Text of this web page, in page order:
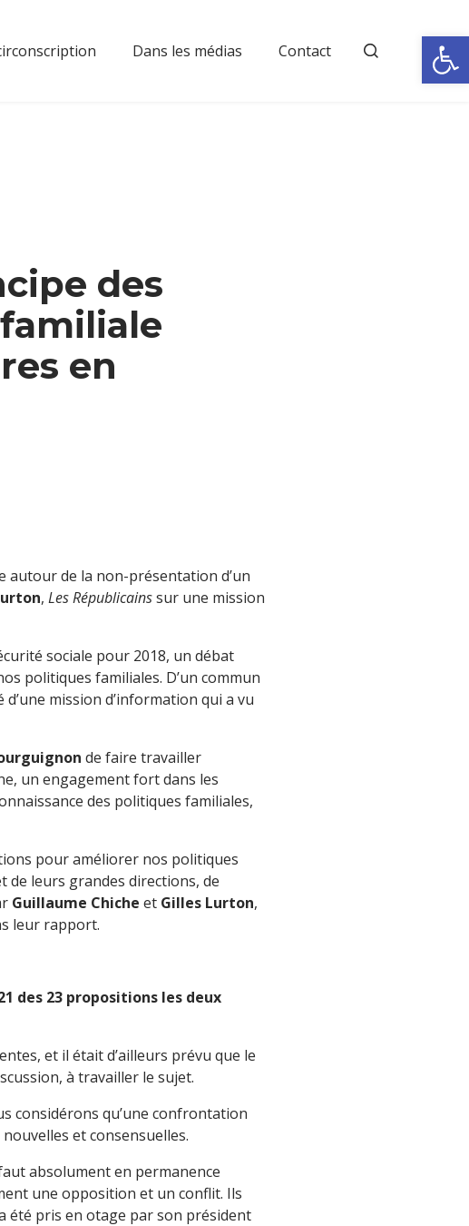
Ouvrir
Dans les médias Contact
des
en
autour de la non-présentation d’un
, Les Républicainssur une mission
sociale pour 2018, un débat
politiques familiales. D’un commun
mission d’information qui a vu
de faire travailler
un engagement fort dans les
des politiques familiales,
pour améliorer nos politiques
de leurs grandes directions, de
Guillaume Chiche et Gilles Lurton,
leur rapport.
des 23 propositions les deux
et il était d’ailleurs prévu que le
à travailler le sujet.
considérons qu’une confrontation
et consensuelles.
absolument en permanence
une opposition et un conflit. Ils
été pris en otage par son président